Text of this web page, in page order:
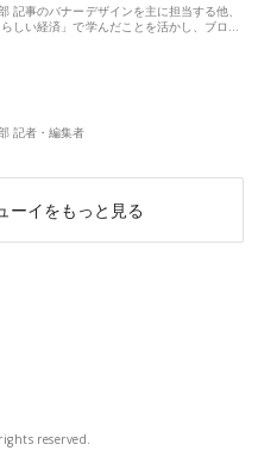
記事のバナーデザインを主に担当する他、
しい経済」で学んだことを活かし、ブロ…
記者・編集者
ーイをもっと見る
reserved.